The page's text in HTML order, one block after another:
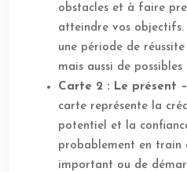
obstacles et à faire
atteindre vos
une période de
mais aussi de
Carte 2 : Le présent
carte représente la
potentiel et la
probablement en train
important ou de